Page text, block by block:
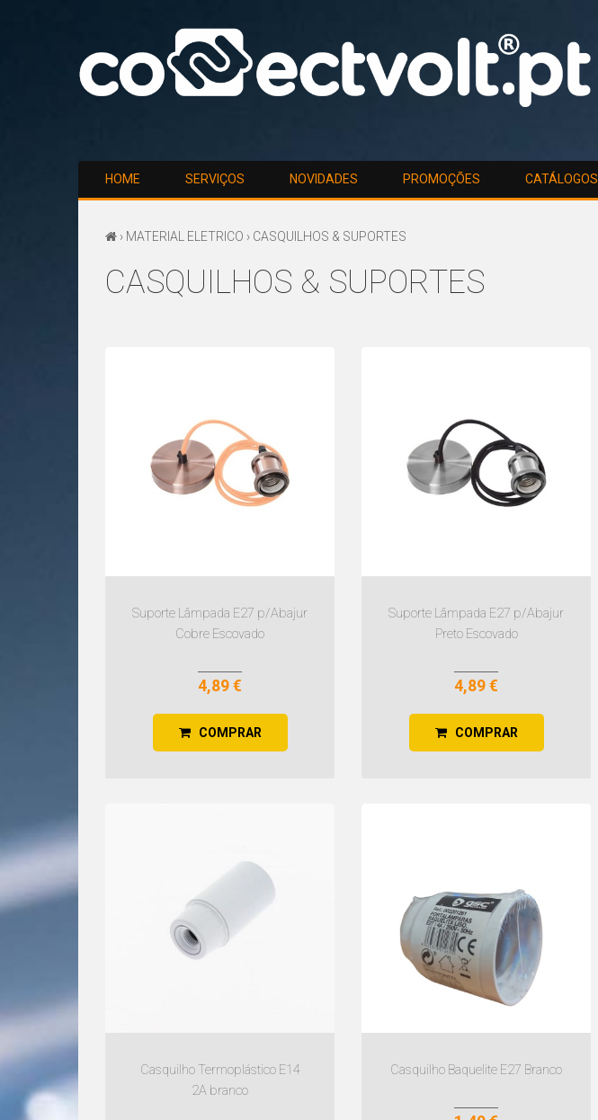
HOME SERVIÇOS NOVIDADES PROMOÇÕES CATÁLOGOS
› MATERIAL ELETRICO › CASQUILHOS & SUPORTES
CASQUILHOS & SUPORTES
Suporte Lâmpada E27 p/Abajur
Cobre Escovado
4,89 €
COMPRAR
Suporte Lâmpada E27 p/Abajur
Preto Escovado
4,89 €
COMPRAR
Casquilho Termoplástico E14
2A branco
Casquilho Baquelite E27 Branco